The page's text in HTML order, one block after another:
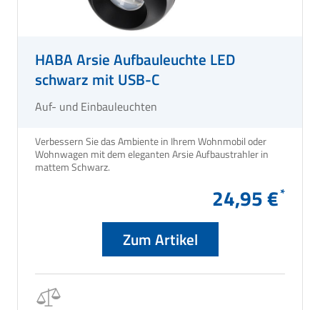
HABA Arsie Aufbauleuchte LED
schwarz mit USB-C
Auf- und Einbauleuchten
Verbessern Sie das Ambiente in Ihrem Wohnmobil oder
Wohnwagen mit dem eleganten Arsie Aufbaustrahler in
24,95 €
Zum Artikel